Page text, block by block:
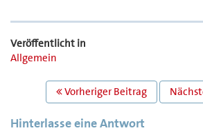
Veröffentlicht in
Allgemein
BEITRAGS
NAVIGATION
Vorheriger Beitrag
Hinterlasse eine Antwort